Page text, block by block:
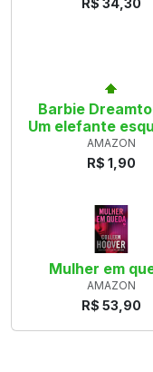
Barbie
Um elefante
AMAZON
R$ 1,90
Mulher em
AMAZON
R$ 53,90